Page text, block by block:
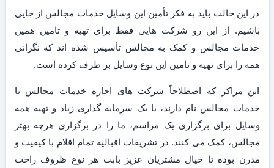
در این حالت باید به فکر تأمین این وسایل خدمات مجالس از جایی
باشیم. از این رو شرکت هایی فقط برای تهیه و تامین همین
خدمات مجالس و کمک به مجالس تأسیس شده اند که نگرانی
همه را برای تهیه و تامین این نوع وسایل بر طرف کرده است.
این مراکز که اصطلاحاً شرکت های اجاره خدمات مجالس یا
خدمات مجالس نام دارند، با یک سرمایه گذاری زیاد و تهیه همه
وسایل برای برگزاری یک مراسم، ما را در برگزاری هرچه بهتر
مجالس، کمک می کنند. در تشریفات اقبالیه تمام اقلام با کیفیت و
مدرن بوده تا خیال مشتریان عزیز بابت هر نوع ظروف راحت